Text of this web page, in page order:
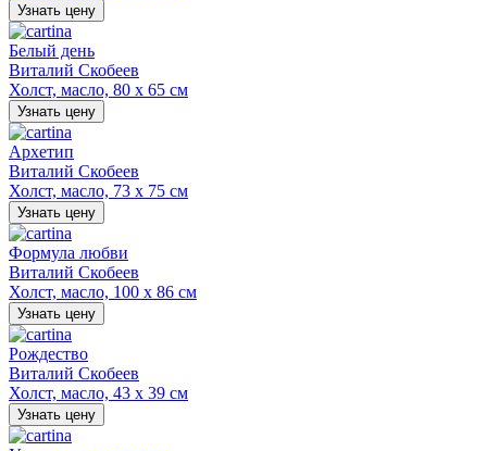
Узнать цену
Белый день
Виталий Скобеев
Холст, масло, 80 х 65 см
Узнать цену
Архетип
Виталий Скобеев
Холст, масло, 73 х 75 см
Узнать цену
Формула любви
Виталий Скобеев
Холст, масло, 100 х 86 см
Узнать цену
Рождество
Виталий Скобеев
Холст, масло, 43 х 39 см
Узнать цену